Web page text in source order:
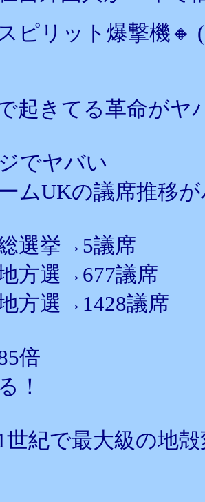
ピリット爆撃機🔸
で起きてる革命がヤ
でヤバい
ムUKの議席推移
選挙→5議席
方選→677議席
方選→1428議席
倍
！
1世紀で最大級の地